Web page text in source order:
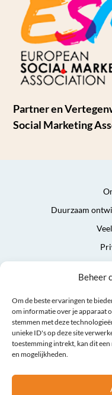
Beheer
Om de beste ervaringen te
om informatie over je apparaat
stemmen met deze
unieke ID's op deze site
toestemming intrekt, kan dit
en mogelijkheden.
Partner en
Social Marketing
Duurzaam